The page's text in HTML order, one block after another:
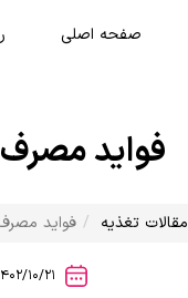
صفحه اصلی
فواید
مقالات تغذیه فواید